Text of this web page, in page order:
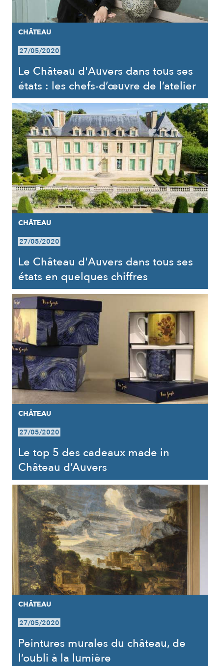
CHÂTEAU
27/05/2020
Le Château d'Auvers dans tous ses
états : les chefs-d’œuvre de l’atelier
CHÂTEAU
27/05/2020
Le Château d'Auvers dans tous ses
états en quelques chiffres
CHÂTEAU
27/05/2020
Le top 5 des cadeaux made in
Château d’Auvers
CHÂTEAU
27/05/2020
Peintures murales du château, de
l’oubli à la lumière